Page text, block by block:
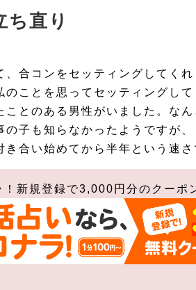
ち直り
、合コンをセッティングしてく
のことを思ってセッティングし
ことのある男性がいました。な
の子も知らなかったようですが
合い始めてから半年という速さ
！新規登録で3,000円分のクーポ